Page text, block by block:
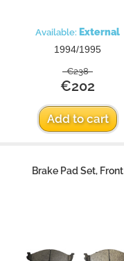
Available: External
1994/1995
€238
€202
Add to cart
Brake Pad Set, Front